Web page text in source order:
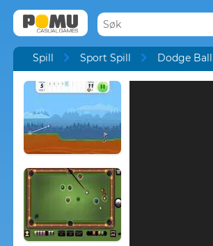
Spill Sport Spill Dodge Ball